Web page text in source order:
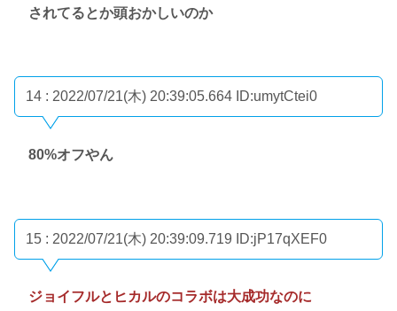
されてるとか頭おかしいのか
14 : 2022/07/21(木) 20:39:05.664 ID:umytCtei0
80%オフやん
15 : 2022/07/21(木) 20:39:09.719 ID:jP17qXEF0
ジョイフルとヒカルのコラボは大成功なのに